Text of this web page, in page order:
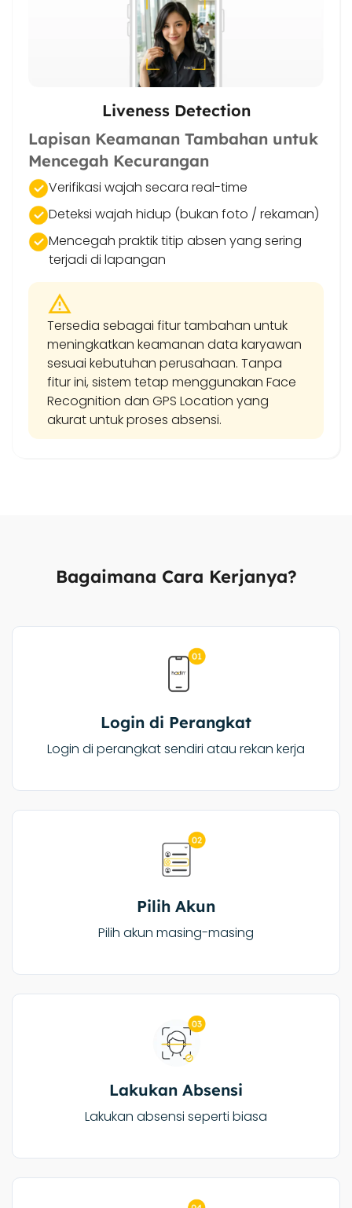
Liveness Detection
Lapisan Keamanan Tambahan untuk
Mencegah Kecurangan
Verifikasi wajah secara real-time
Deteksi wajah hidup (bukan foto / rekaman)
Mencegah praktik titip absen yang sering
terjadi di lapangan
Tersedia sebagai fitur tambahan untuk
meningkatkan keamanan data karyawan
sesuai kebutuhan perusahaan. Tanpa
fitur ini, sistem tetap menggunakan Face
Recognition dan GPS Location yang
akurat untuk proses absensi.
Bagaimana Cara Kerjanya?
Login di Perangkat
Login di perangkat sendiri atau rekan kerja
Pilih Akun
Pilih akun masing-masing
Lakukan Absensi
Lakukan absensi seperti biasa